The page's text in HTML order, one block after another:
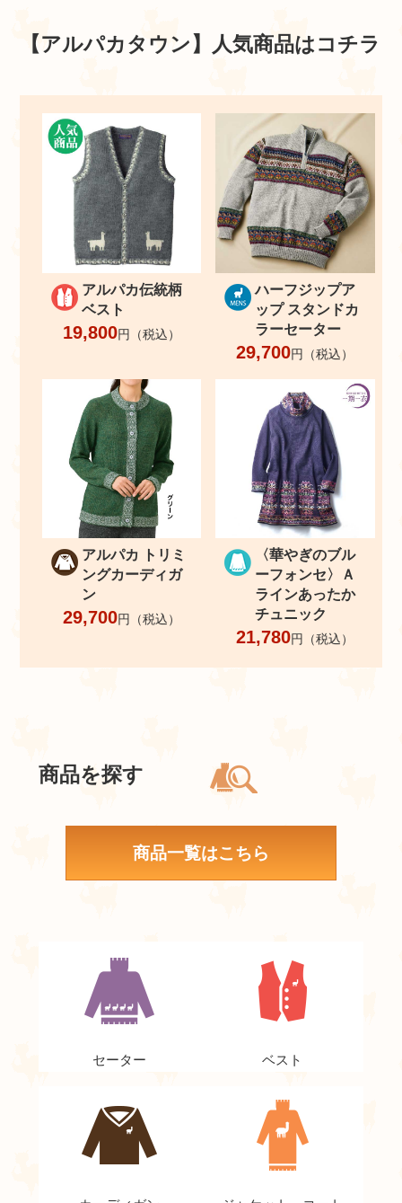
【アルパカタウン】 人気商品はコチラ
アルパカ伝統柄
ベスト
19,800円（税込）
ハーフジップア
ップ スタンドカ
ラーセーター
29,700円（税込）
アルパカ トリミ
ングカーディガ
ン
29,700円（税込）
〈華やぎのブル
ーフォンセ〉Ａ
ラインあったか
チュニック
21,780円（税込）
商品を探す
商品一覧はこちら
セーター ベスト